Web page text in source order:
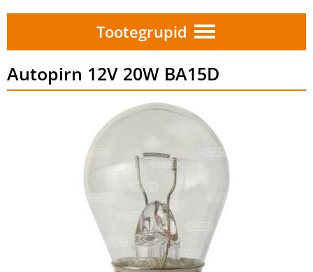
Tootegrupid
Autopirn 12V 20W BA15D